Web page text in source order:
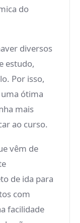
do
diversos
estudo,
Por isso,
ótima
mais
ao curso.
vêm de
de ida para
com
facilidade